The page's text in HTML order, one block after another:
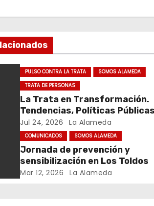
PULSO CONTRA LA TRATA
SOMOS ALAMEDA
TRATA DE PERSONAS
La Trata en Transformación.
Tendencias, Políticas
Nuevos Desafíos. Argentina y
Mundo – Julio 2026
Jul 24, 2026 La Alameda
COMUNICADOS SOMOS ALAMEDA
Jornada de prevención y
sensibilización en Los Toldos
Mar 12, 2026 La Alameda